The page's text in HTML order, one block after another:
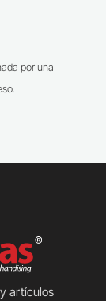
por una
artículos